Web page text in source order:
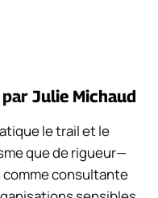
par Julie Michaud
le trail et le
que de rigueur—
comme consultante